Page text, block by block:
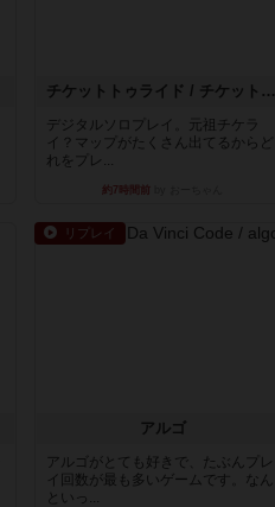
チケットトゥライド / チケットトゥライドアメリカ
デジタルソロプレイ。元祖チケラ
イ？マップがたくさん出てるからど
れをプレ...
約7時間前
リプレイ
アルゴ
アルゴがとても好きで、たぶんプレ
イ回数が最も多いゲームです。なん
といっ...